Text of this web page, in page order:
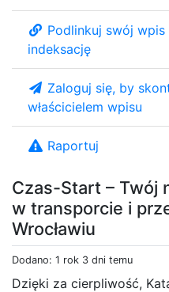
Czas-Start – Twój
w transporcie i
Wrocławiu
Dodano: 1 rok 3 dni temu
Dzięki za cierpliwość,
Podlinkuj swój
indeksację
Zaloguj się, by
właścicielem wpisu
Raportuj